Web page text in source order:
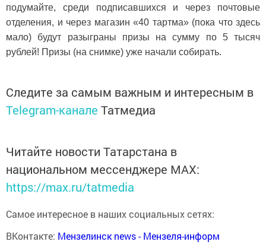
подумайте, сре­ди подписавшихся и через по­чтовые
отделения, и через мага­зин «40 тартма» (пока что здесь
мало) будут разыграны призы на сумму по 5 тысяч
рублей! Призы (на снимке) уже начали собирать.
Следите за самым важным и интересным в
Telegram-канале Татмедиа
Читайте новости Татарстана в
национальном мессенджере MАХ:
https://max.ru/tatmedia
Самое интересное в наших социальных сетях:
ВКонтакте: Мензелинск news - Мензеля-информ